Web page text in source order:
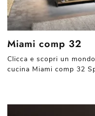
Miami comp 32
Clicca e scopri un
cucina Miami comp 32